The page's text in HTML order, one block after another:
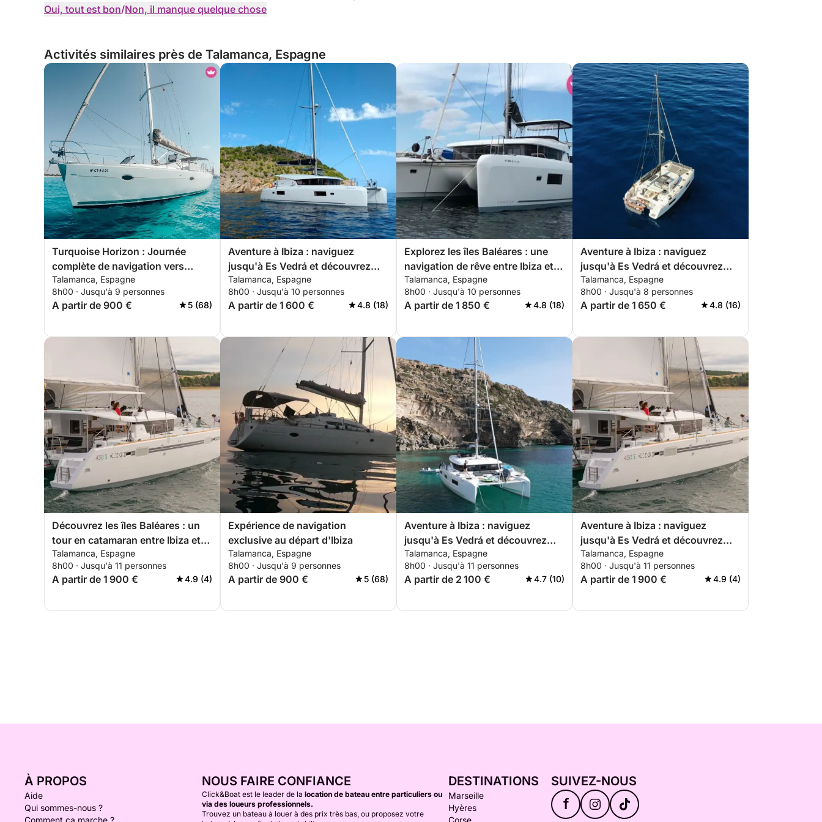
Oui, tout est bon/Non, il manque quelque chose
Activités similaires près de Talamanca, Espagne
Turquoise Horizon : Journée
complète de navigation vers
Formentera
Talamanca, Espagne
8h00 · Jusqu'à 9 personnes
A partir de 900 € 5 (68)
Aventure à Ibiza : naviguez
jusqu'à Es Vedrá et découvrez
des coins secrets
Talamanca, Espagne
8h00 · Jusqu'à 10 personnes
A partir de 1 600 € 4.8 (18)
Explorez les îles Baléares : une
navigation de rêve entre Ibiza et
Formentera
Talamanca, Espagne
8h00 · Jusqu'à 10 personnes
A partir de 1 850 € 4.8 (18)
Aventure à Ibiza : naviguez
jusqu'à Es Vedrá et découvrez
des endroits secrets
Talamanca, Espagne
8h00 · Jusqu'à 8 personnes
A partir de 1 650 € 4.8 (16)
Découvrez les îles Baléares : un
tour en catamaran entre Ibiza et
Formentera
Talamanca, Espagne
8h00 · Jusqu'à 11 personnes
A partir de 1 900 € 4.9 (4)
Expérience de navigation
exclusive au départ d'Ibiza
Talamanca, Espagne
8h00 · Jusqu'à 9 personnes
A partir de 900 € 5 (68)
Aventure à Ibiza : naviguez
jusqu'à Es Vedrá et découvrez
des endroits secrets
Talamanca, Espagne
8h00 · Jusqu'à 11 personnes
A partir de 2 100 € 4.7 (10)
Aventure à Ibiza : naviguez
jusqu'à Es Vedrá et découvrez
des endroits secrets
Talamanca, Espagne
8h00 · Jusqu'à 11 personnes
A partir de 1 900 € 4.9 (4)
À PROPOS
Aide
Qui sommes-nous ?
Comment ça marche ?
NOUS FAIRE CONFIANCE
Click&Boat est le leader de la location de bateau entre particuliers ou
via des loueurs professionnels.
Trouvez un bateau à louer à des prix très bas, ou proposez votre
DESTINATIONS
Marseille
Hyères
Corse
SUIVEZ-NOUS
f